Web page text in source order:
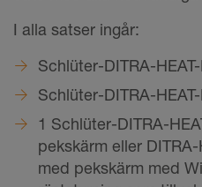
I alla satser ingår:
Schlüter-DITRA-
Schlüter-DITRA-
1 Schlüter-DITRA-
pekskärm eller
med pekskärm med